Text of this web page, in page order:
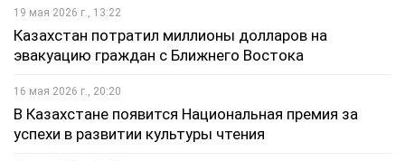
19 мая 2026 г., 13:22
Казахстан потратил миллионы долларов на
эвакуацию граждан с Ближнего Востока
16 мая 2026 г., 20:20
В Казахстане появится Национальная премия за
успехи в развитии культуры чтения